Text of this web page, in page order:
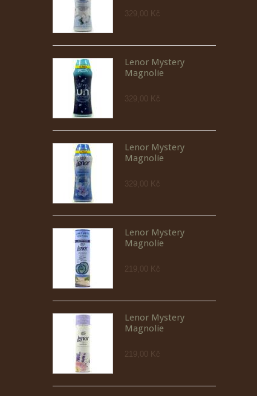
329,00 Kč
Lenor Mystery
Magnolie
329,00 Kč
Lenor Mystery
Magnolie
329,00 Kč
Lenor Mystery
Magnolie
219,00 Kč
Lenor Mystery
Magnolie
219,00 Kč